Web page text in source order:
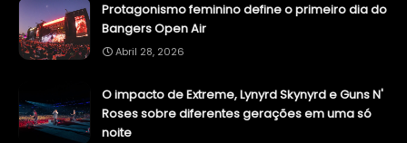
Protagonismo feminino define o primeiro dia do
Bangers Open Air
Abril 28, 2026
O impacto de Extreme, Lynyrd Skynyrd e Guns N'
Roses sobre diferentes gerações em uma só
noite